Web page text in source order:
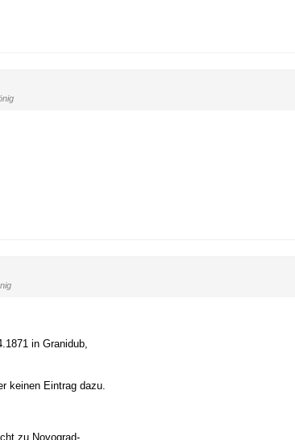
in Granidub,
keinen Eintrag dazu.
zu Novograd-